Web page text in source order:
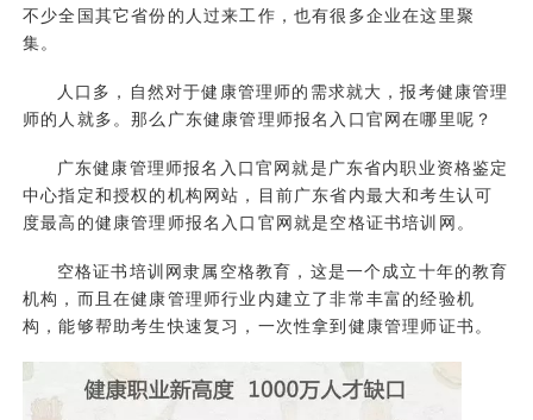
不少全国其它省份的人过来工作，也有很多企业在这里聚
集。
人口多，自然对于健康管理师的需求就大，报考健康管理
师的人就多。那么广东健康管理师报名入口官网在哪里呢？
广东健康管理师报名入口官网就是广东省内职业资格鉴定
中心指定和授权的机构网站，目前广东省内最大和考生认可
度最高的健康管理师报名入口官网就是空格证书培训网。
空格证书培训网隶属空格教育，这是一个成立十年的教育
机构，而且在健康管理师行业内建立了非常丰富的经验机
构，能够帮助考生快速复习，一次性拿到健康管理师证书。